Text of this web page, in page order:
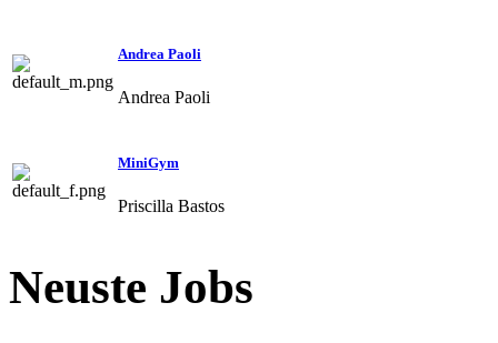
Andrea Paoli
Andrea Paoli
MiniGym
Priscilla Bastos
Neuste Jobs